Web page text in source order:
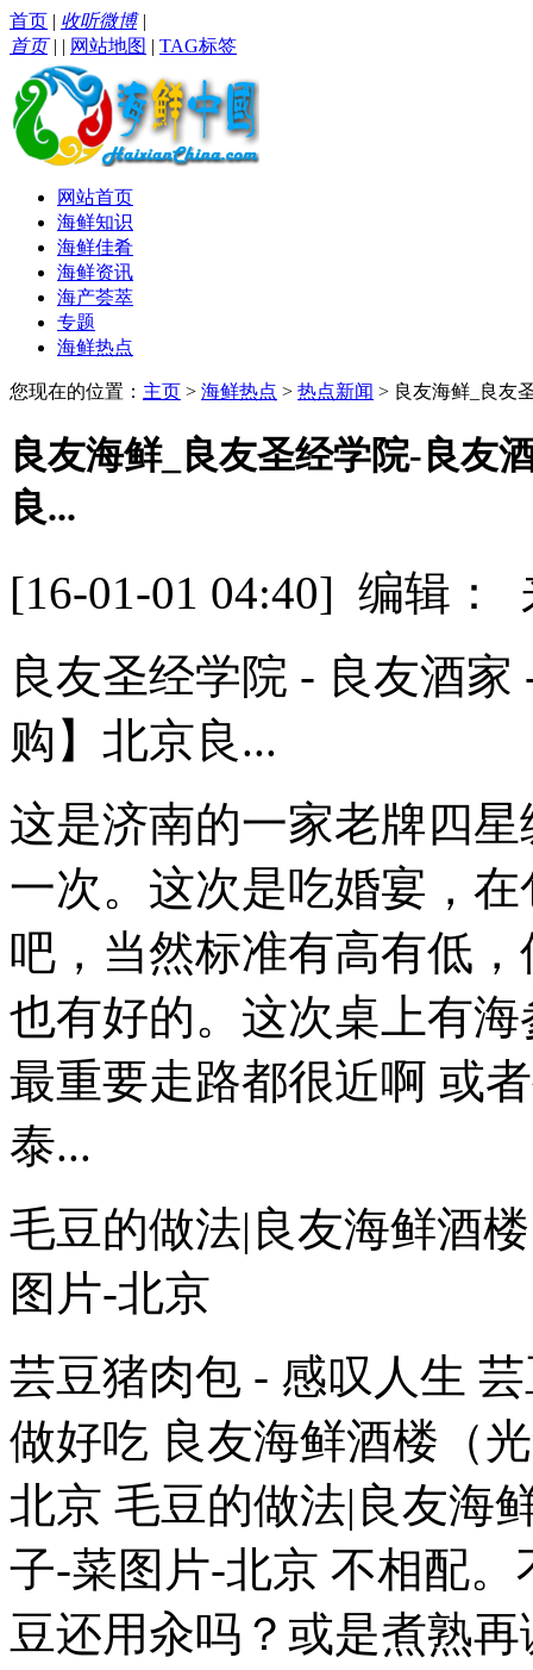
首页 | 收听微博|
首页| | 网站地图 | TAG标签
网站首页
海鲜知识
海鲜佳肴
海鲜资讯
海产荟萃
专题
海鲜热点
您现在的位置： 主页 > 海鲜热点 > 热点新闻 > 良友海鲜_良友
良友海鲜_良友圣经学院-良友
良...
[16-01-01 04:40] 编辑
良友圣经学院 - 良友酒
购】北京良...
这是济南的一家老牌四
一次。这次是吃婚宴，
吧，当然标准有高有低
也有好的。这次桌上有
最重要走路都很近啊 或
泰...
毛豆的做法|良友海鲜酒
图片-北京
芸豆猪肉包 - 感叹人生
做好吃 良友海鲜酒楼（
北京 毛豆的做法|良友海
子-菜图片-北京 不相配
豆还用汆吗？或是煮熟